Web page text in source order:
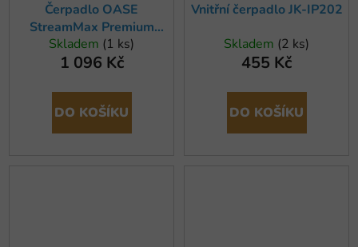
Čerpadlo OASE
StreamMax Premium
2000 (x)
Skladem (1 ks)
1 096 Kč
DO KOŠÍKU
Vnitřní čerpadlo JK-IP202
Skladem (2 ks)
455 Kč
DO KOŠÍKU